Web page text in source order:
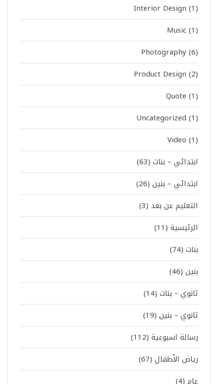
Interior Design (1)
Music(1)
Photography(6)
Product Design (2)
Quote (1)
Uncategorized (1)
Video (1)
ابتدائي – بنات (63)
ابتدائي – بنين (26)
التعليم عن بعد (3)
الرئيسية (11)
بنات (74)
بنين (46)
ثانوي – بنات (14)
ثانوي – بنين (19)
رسالة اسبوعية (112)
رياض الأطفال (67)
عام (4)